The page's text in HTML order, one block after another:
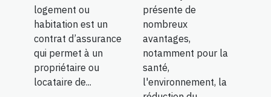
logement ou
habitation est un
contrat d’assurance
qui permet à un
propriétaire ou
locataire de...
présente de
nombreux
avantages,
notamment pour la
santé,
l'environnement, la